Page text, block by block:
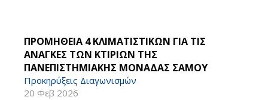
ΠΡΟΜΗΘΕΙΑ 4 ΚΛΙΜΑΤΙΣΤΙΚΩΝ ΓΙΑ ΤΙΣ
ΑΝΑΓΚΕΣ ΤΩΝ ΚΤΙΡΙΩΝ ΤΗΣ
ΠΑΝΕΠΙΣΤΗΜΙΑΚΗΣ ΜΟΝΑΔΑΣ ΣΑΜΟΥ
Προκηρύξεις Διαγωνισμών
20 Φεβ 2026